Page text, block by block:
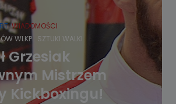
WIADOMOŚCI
WLKP. SZTUKI WALKI
Grzesiak
Mistrzem
Kickboxingu!